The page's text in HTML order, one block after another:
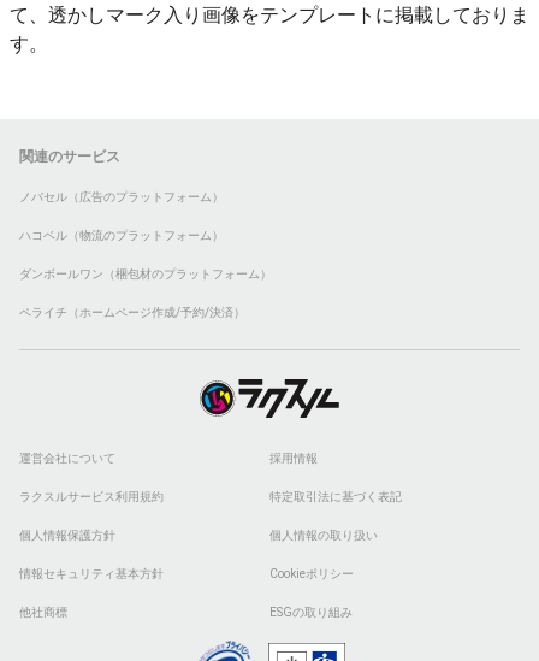
て、透かしマーク入り画像をテンプレートに掲載しておりま
す。
関連のサービス
ノバセル（広告のプラットフォーム）
ハコベル（物流のプラットフォーム）
ダンボールワン（梱包材のプラットフォーム）
ペライチ（ホームページ作成/予約/決済）
運営会社について 採用情報
ラクスルサービス利用規約 特定取引法に基づく表記
個人情報保護方針 個人情報の取り扱い
情報セキュリティ基本方針 Cookieポリシー
他社商標 ESGの取り組み